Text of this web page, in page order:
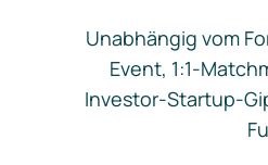
Unabhängig vom
Event, 1:1-
Investor-Startup-